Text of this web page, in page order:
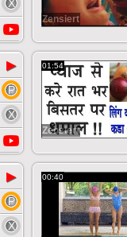
Zensiert
▶ 01:54
Zensiert
▶ 00:40